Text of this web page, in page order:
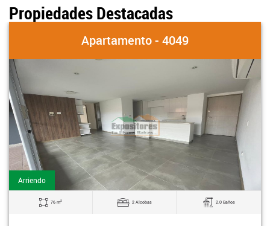
Propiedades Destacadas
Apartamento - 4049
Arriendo
76 m2 2 Alcobas 2.0 Baños